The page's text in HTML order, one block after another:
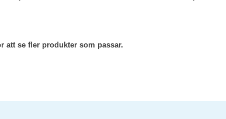
att se fler produkter som passar.